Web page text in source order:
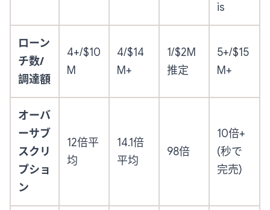
is
ローン
チ数/
調達額
4+/$10
M
4/$14
M+
1/$2M
推定
5+/$15
M+
オーバ
ーサブ
スクリ
プショ
ン
12倍平
均
14.1倍
平均
98倍
10倍+
(秒で
完売)